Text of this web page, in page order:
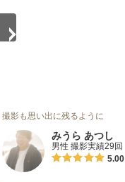
撮影も思い出に残るように
みうら あつし
男性 撮影実績29回
5.00